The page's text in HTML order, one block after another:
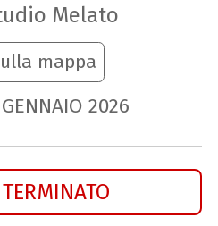
Melato
mappa
GENNAIO 2026